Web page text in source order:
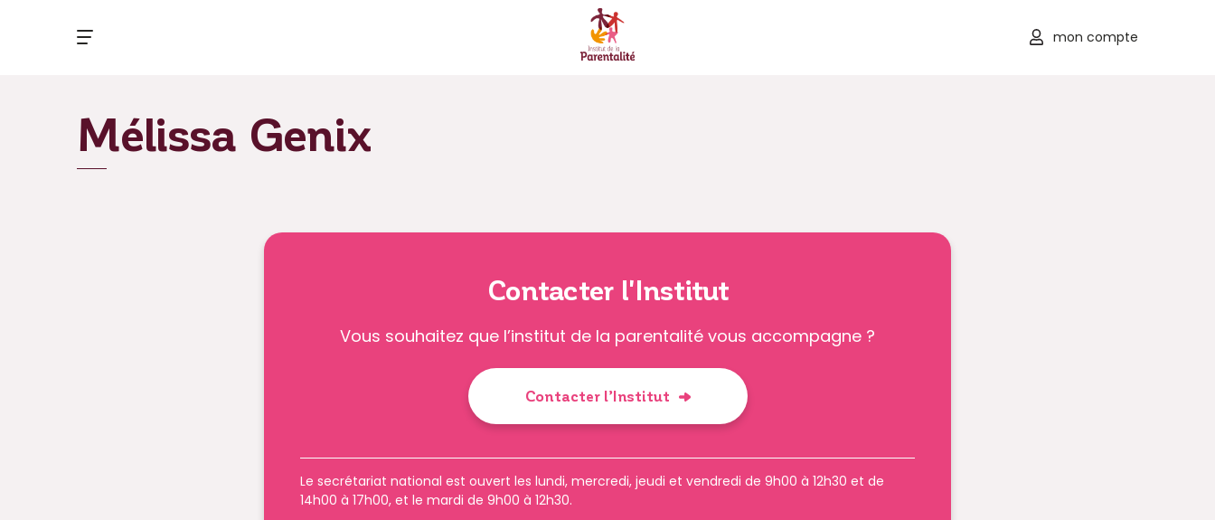
mon compte
Mélissa Genix
Contacter l'Institut
Vous souhaitez que l’institut de la parentalité vous accompagne ?
Contacter l’Institut
Le secrétariat national est ouvert les lundi, mercredi, jeudi et vendredi de 9h00 à 12h30 et de
14h00 à 17h00, et le mardi de 9h00 à 12h30.